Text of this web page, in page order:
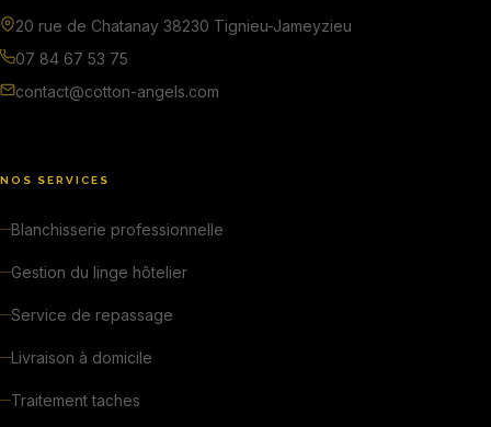
20 rue de Chatanay 38230 Tignieu-Jameyzieu
07 84 67 53 75
contact@cotton-angels.com
NOS SERVICES
Blanchisserie professionnelle
Gestion du linge hôtelier
Service de repassage
Livraison à domicile
Traitement taches